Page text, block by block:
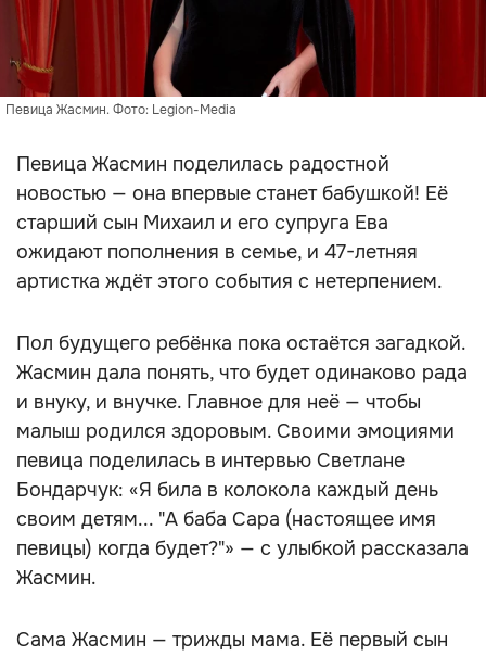
Певица Жасмин. Фото: Legion-Media
Певица Жасмин поделилась радостной
новостью — она впервые станет бабушкой! Её
старший сын Михаил и его супруга Ева
ожидают пополнения в семье, и 47-летняя
артистка ждёт этого события с нетерпением.
Пол будущего ребёнка пока остаётся загадкой.
Жасмин дала понять, что будет одинаково рада
и внуку, и внучке. Главное для неё — чтобы
малыш родился здоровым. Своими эмоциями
певица поделилась в интервью Светлане
Бондарчук: «Я била в колокола каждый день
своим детям... "А баба Сара (настоящее имя
певицы) когда будет?"» — с улыбкой рассказала
Жасмин.
Сама Жасмин — трижды мама. Её первый сын